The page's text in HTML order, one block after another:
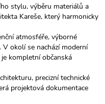
stylu, výběru materiálů a
Kareše, který harmonicky
atmosféře, výborné
okolí se nachází moderní
kompletní občanská
precizní technické
projektová dokumentace